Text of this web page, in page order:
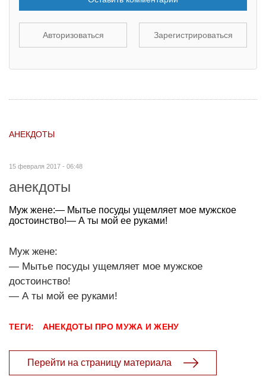
Авторизоваться Зарегистрироваться
АНЕКДОТЫ
15 февраля 2017 - 06:48
анекдоты
Муж жене:— Мытье посуды ущемляет мое мужское
достоинство!— А ты мой ее руками!
Муж жене:
— Мытье посуды ущемляет мое мужское
достоинство!
— А ты мой ее руками!
ТЕГИ: АНЕКДОТЫ ПРО МУЖА И ЖЕНУ
Перейти на страницу материала